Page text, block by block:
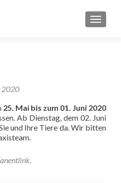
2020
25. Mai bis zum 01. Juni 2020
Ab Dienstag, dem 02. Juni
und Ihre Tiere da. Wir bitten
.